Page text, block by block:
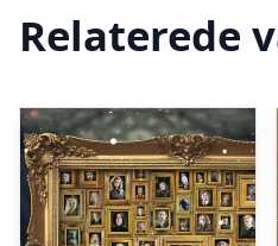
Relaterede